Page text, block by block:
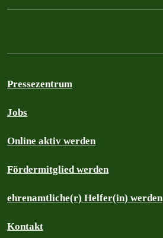
Pressezentrum
Jobs
Online aktiv werden
Fördermitglied werden
ehrenamtliche(r) Helfer(in) werden
Kontakt